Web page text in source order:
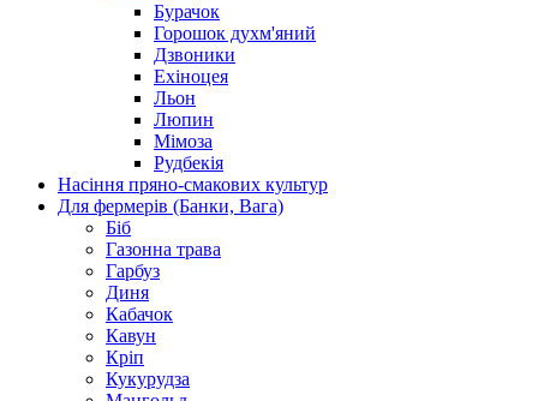
Бурачок
Горошок духм'яний
Дзвоники
Ехіноцея
Льон
Люпин
Мімоза
Рудбекія
Насіння пряно-смакових культур
Для фермерів (Банки, Вага)
Біб
Газонна трава
Гарбуз
Диня
Кабачок
Кавун
Кріп
Кукурудза